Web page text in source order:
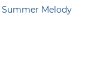
Summer Melody